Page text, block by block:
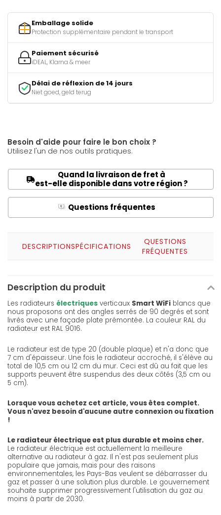
Emballage solide
Protection supplémentaire pendant le transport
Paiement sécurisé
iDEAL, Klarna & meer
Délai de réflexion de 14 jours
Niet goed, geld terug
Besoin d'aide pour faire le bon choix ?
Utilisez l'un de nos outils pratiques.
Quand la livraison de fret à
est-elle disponible dans votre région ?
Q Questions fréquentes
DESCRIPTIONSPÉCIFICATIONS
QUESTIONS
FRÉQUENTES
Description du produit
Les radiateurs électriques verticaux Smart WiFi blancs que
nous proposons ont des angles serrés de 90 degrés et sont
livrés avec une façade plate prémontée. La couleur RAL du
radiateur est RAL 9016.
Le radiateur est de type 20 (double plaque) et n'a donc que
7 cm d'épaisseur. Une fois le radiateur accroché, il s'élève au
total de 10,5 cm ou 12 cm du mur. Ceci est dû au fait que les
supports peuvent être suspendus des deux côtés (3,5 cm ou
5 cm).
Lorsque vous achetez cet article, vous êtes complet.
Vous n'avez besoin d'aucune autre connexion ou fixation
!
Le radiateur électrique est plus durable et moins cher.
Le radiateur électrique est actuellement la meilleure
alternative au radiateur à gaz. Il n'est pas seulement plus
populaire que jamais, mais pour des raisons
environnementales, les Pays-Bas veulent se débarrasser du
gaz et passer à une solution plus durable. Le gouvernement
souhaite supprimer progressivement l'utilisation du gaz au
moins à partir de 2030.